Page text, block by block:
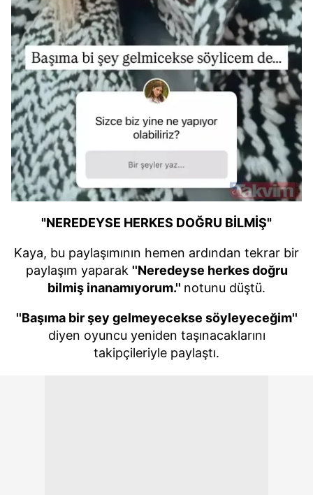
"NEREDEYSE HERKES DOĞRU BİLMİŞ"
Kaya, bu paylaşımının hemen ardından tekrar bir
paylaşım yaparak ''Neredeyse herkes doğru
bilmiş inanamıyorum.'' notunu düştü.
''Başıma bir şey gelmeyecekse söyleyeceğim''
diyen oyuncu yeniden taşınacaklarını
takipçileriyle paylaştı.